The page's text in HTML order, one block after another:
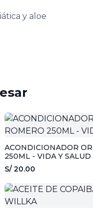
y aloe
ACONDICIONADOR
250ML - VIDA Y SALUD
S/ 20.00